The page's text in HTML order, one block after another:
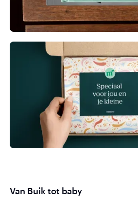
Van Buik tot baby